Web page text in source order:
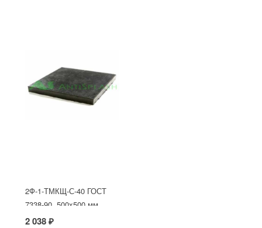
2Ф-1-ТМКЩ-С-40 ГОСТ
7338-90, 500x500 мм
2 038 ₽